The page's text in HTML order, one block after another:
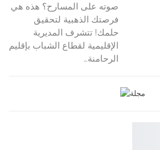
صوته على المسارح؟ هذه هي
فرصتك الذهبية لتحقيق
حلمك! تتشرف المديرية
الإقليمية لقطاع الشباب بإقليم
الرحامنة…